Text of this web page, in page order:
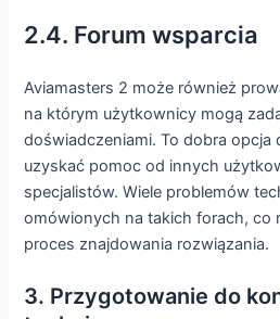
2.4. Forum wsparcia
Aviamasters 2 może również
na którym użytkownicy mogą
doświadczeniami. To dobra opcja
uzyskać pomoc od innych
specjalistów. Wiele problemów
omówionych na takich forach, co
proces znajdowania rozwiązania.
3. Przygotowanie do